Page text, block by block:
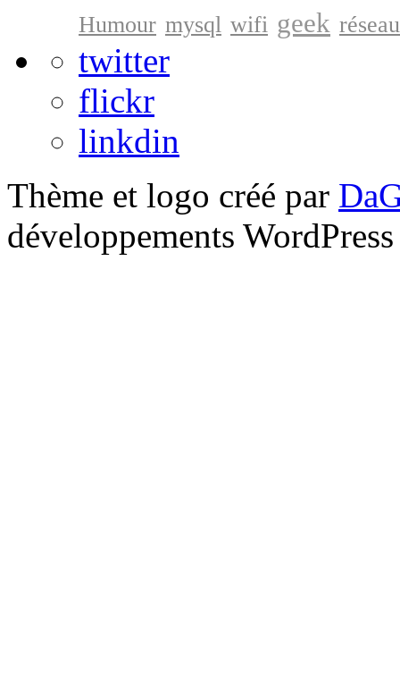
Humour mysql wifi geek
twitter
flickr
linkdin
Thème et logo créé par
développements